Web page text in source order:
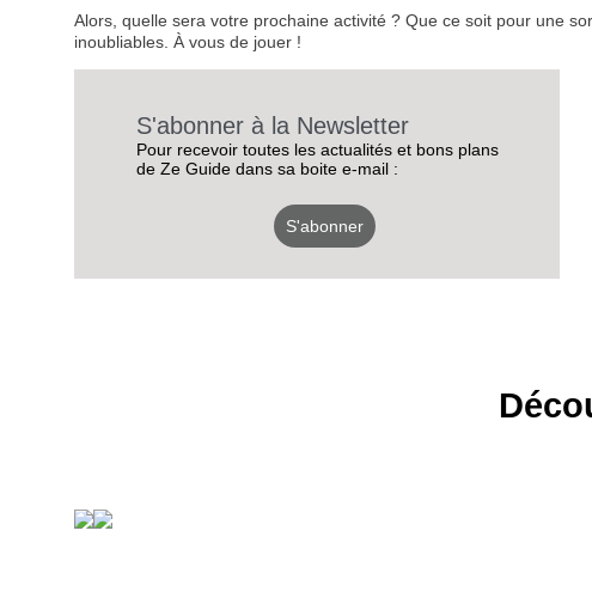
Alors, quelle sera votre prochaine activité ? Que ce soit pour une
inoubliables. À vous de jouer !
S'abonner à la Newsletter
Pour recevoir toutes les actualités et bons plans
de Ze Guide dans sa boite e-mail :
S'abonner